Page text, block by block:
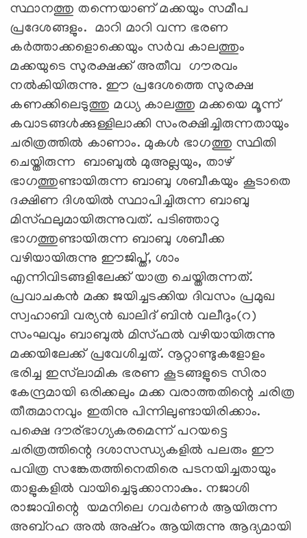
സ്ഥാനത്തു തന്നെയാണ് മക്കയും സമീപ
പ്രദേശങ്ങളും. മാറി മാറി വന്ന ഭരണ
കർത്താക്കളൊക്കെയും സർവ കാലത്തും
മക്കയുടെ സുരക്ഷക്ക് അതീവ ഗൗരവം
നൽകിയിരുന്നു. ഈ പ്രദേശത്തെ സുരക്ഷ
കണക്കിലെടുത്തു മധ്യ കാലത്തു മക്കയെ മൂന്ന്
കവാടങ്ങൾക്കുള്ളിലാക്കി സംരക്ഷിച്ചിരുന്നതായും
ചരിത്രത്തിൽ കാണാം. മുകൾ ഭാഗത്തു സ്ഥിതി
ചെയ്തിരുന്ന ബാബുൽ മുഅല്ലയും, താഴ്
ഭാഗത്തുണ്ടായിരുന്ന ബാബു ശബീകയും കൂടാതെ
ദക്ഷിണ ദിശയിൽ സ്ഥാപിച്ചിരുന്ന ബാബു
മിസ്ഫലുമായിരുന്നുവത്. പടിഞ്ഞാറു
ഭാഗത്തുണ്ടായിരുന്ന ബാബു ശബീക്ക
വഴിയായിരുന്നു ഈജിപ്ത്, ശാം
എന്നിവിടങ്ങളിലേക്ക് യാത്ര ചെയ്തിരുന്നത്.
പ്രവാചകൻ മക്ക ജയിച്ചടക്കിയ ദിവസം പ്രമുഖ
സ്വഹാബി വര്യൻ ഖാലിദ് ബിൻ വലീദും(റ)
സംഘവും ബാബുൽ മിസ്ഫൽ വഴിയായിരുന്നു
മക്കയിലേക്ക് പ്രവേശിച്ചത്. നൂറ്റാണ്ടുകളോളം
ഭരിച്ച ഇസ്‍ലാമിക ഭരണ കൂടങ്ങളുടെ സിരാ
കേന്ദ്രമായി ഒരിക്കലും മക്ക വരാത്തതിന്റെ ചരിത്ര
തീരുമാനവും ഇതിനു പിന്നിലുണ്ടായിരിക്കാം.
പക്ഷെ ദൗര്ഭാഗ്യകരമെന്ന്‌ പറയട്ടെ
ചരിത്രത്തിന്റെ ദശാസന്ധ്യകളിൽ പലരും ഈ
പവിത്ര സങ്കേതത്തിനെതിരെ പടനയിച്ചതായും
താളുകളില്‍ വായിച്ചെടുക്കാനാകും. നജാശി
രാജാവിന്റെ യമനിലെ ഗവർണർ ആയിരുന്ന
അബ്റഹ അൽ അഷ്റം ആയിരുന്നു ആദ്യമായി